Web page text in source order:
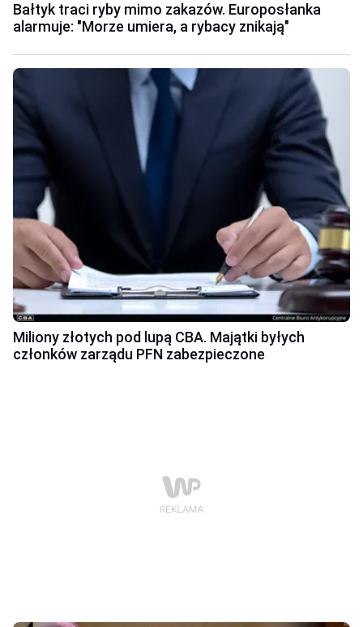
Bałtyk traci ryby mimo zakazów. Europosłanka
alarmuje: "Morze umiera, a rybacy znikają"
Miliony złotych pod lupą CBA. Majątki byłych
członków zarządu PFN zabezpieczone